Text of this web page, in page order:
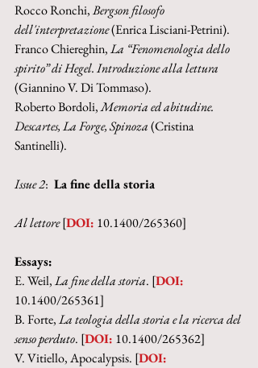
Rocco Ronchi, Bergson filosofo
dell'interpretazione (Enrica Lisciani-Petrini).
Franco Chiereghin, La “Fenomenologia dello
spirito” di Hegel. Introduzione alla lettura
(Giannino V. Di Tommaso).
Roberto Bordoli, Memoria ed abitudine.
Descartes, La Forge, Spinoza (Cristina
Santinelli).
Issue 2: La fine della storia
Al lettore [DOI: 10.1400/265360]
Essays:
E. Weil, La fine della storia. [DOI:
10.1400/265361]
B. Forte, La teologia della storia e la ricerca del
senso perduto. [DOI: 10.1400/265362]
V. Vitiello, Apocalypsis. [DOI: